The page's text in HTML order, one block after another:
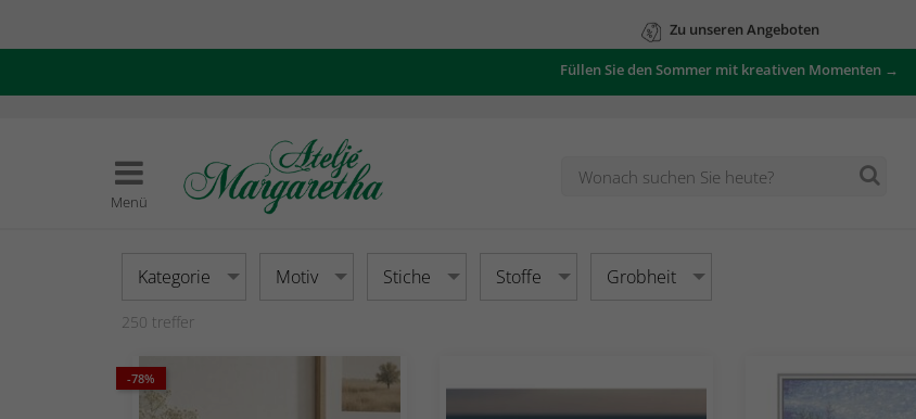
Zu unseren Angeboten
Füllen Sie den Sommer mit kreativen Momenten →
Menü
Kategorie Motiv Stiche Stoffe Grobheit
250 treffer
-78%